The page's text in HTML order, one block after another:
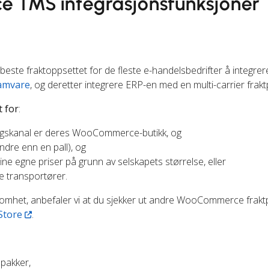
fraktoppsettet for de fleste e-handelsbedrifter å
, og deretter integrere ERP-en med en multi-carrier
for:
er deres WooCommerce-butikk, og
enn en pall), og
egne priser på grunn av selskapets størrelse, eller
transportører.
anbefaler vi at du sjekker ut andre WooCommerce
.